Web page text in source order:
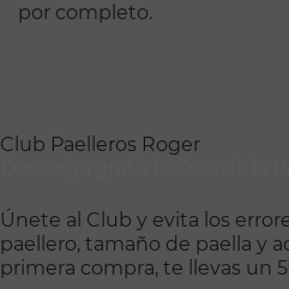
por completo.
Club Paelleros Roger
Únete al Club y evita los
paellero, tamaño de paella y
primera compra, te llevas un